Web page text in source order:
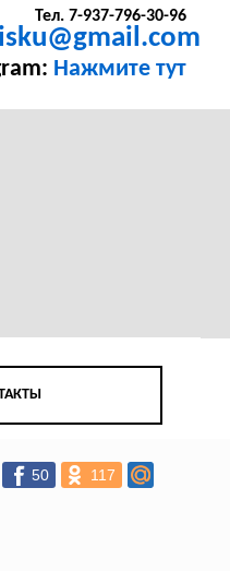
Тел. 7-937-796-30-96
Нажмите тут
50 117